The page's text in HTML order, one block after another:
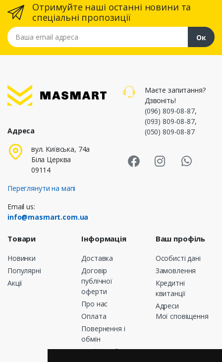
Отримуйте наші останні новини та
спеціальні пропозиції
Ваша email адреса
Ок
Адреса
вул. Київська, 74а
Біла Церква
09114
Переглянути на мапі
Email us:
info@masmart.com.ua
Маєте запитання?
Дзвоніть!
(096) 809-08-87,
(093) 809-08-87,
(050) 809-08-87
Товари
Новинки
Популярні
Акції
Інформація
Доставка
Договір
публічної
оферти
Про нас
Оплата
Повернення і
обмін
Графік роботи
Ваш профіль
Особисті дані
Замовлення
Кредитні
квитанції
Адреси
Мої сповіщення